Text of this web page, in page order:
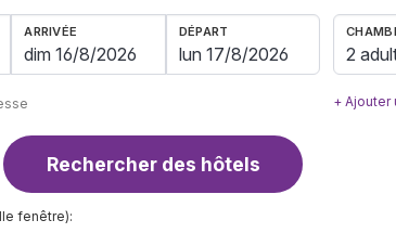
ARRIVÉE DÉPART
2
+ Ajouter
Rechercher des hôtels
fenêtre):